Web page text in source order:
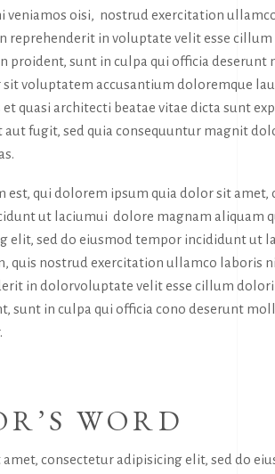
veniamos oisi, nostrud exercitation
reprehenderit in voluptate velit esse
proident, sunt in culpa qui officia
voluptatem accusantium doloremque
quasi architecti beatae vitae dicta sunt
fugit, sed quia consequuntur magnit
est, qui dolorem ipsum quia dolor sit
ut laciumui dolore magnam aliquam
elit, sed do eiusmod tempor incididunt ut
quis nostrud exercitation ullamco laboris
in dolorvoluptate velit esse cillum
sunt in culpa qui officia cono deserunt
WORD
consectetur adipisicing elit, sed do